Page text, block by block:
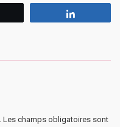
Les champs obligatoires sont